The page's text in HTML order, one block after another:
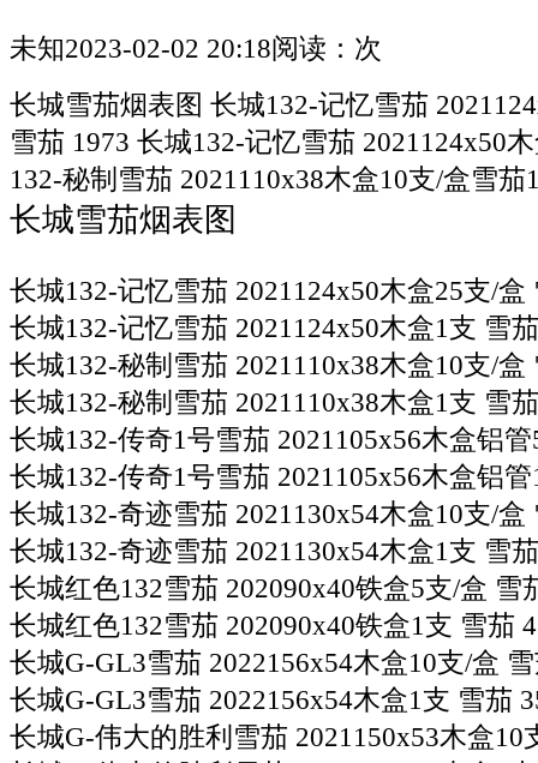
未知2023-02-02 20:18阅读： 次
长城雪茄烟表图 长城132-记忆雪茄
雪茄 1973 长城132-记忆雪茄 2021124x50
132-秘制雪茄 2021110x38木盒10支/盒雪茄
长城雪茄烟表图
长城132-记忆雪茄 2021124x50木盒25支/盒
长城132-记忆雪茄 2021124x50木盒1支 雪
长城132-秘制雪茄 2021110x38木盒10支/盒
长城132-秘制雪茄 2021110x38木盒1支 雪
长城132-传奇1号雪茄 2021105x56木盒铝
长城132-传奇1号雪茄 2021105x56木盒铝
长城132-奇迹雪茄 2021130x54木盒10支/盒
长城132-奇迹雪茄 2021130x54木盒1支 雪
长城红色132雪茄 202090x40铁盒5支/盒 雪
长城红色132雪茄 202090x40铁盒1支 雪茄
长城G-GL3雪茄 2022156x54木盒10支/盒
长城G-GL3雪茄 2022156x54木盒1支 雪茄
长城G-伟大的胜利雪茄 2021150x53木盒10